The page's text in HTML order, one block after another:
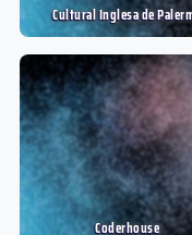
Cultural Inglesa de
Coderhouse